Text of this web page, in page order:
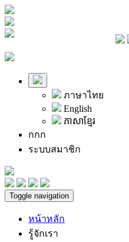
ภาษาไทย
English
ភាសាខ្មែរ
กกก
ระบบสมาชิก
Toggle navigation
หน้าหลัก
รู้จักเรา